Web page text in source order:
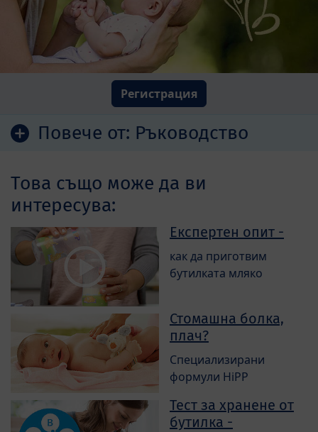
Регистрация
Повече от: Ръководство
Това също може да ви
интересува:
Експертен опит -
как да приготвим
бутилката мляко
Стомашна болка,
плач?
Специализирани
формули HiPP
Тест за хранене от
бутилка -